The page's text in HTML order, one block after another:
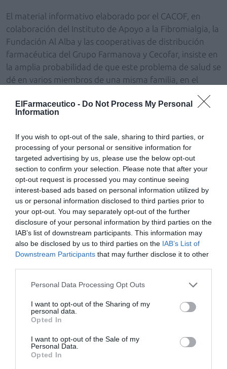
ElFarmaceutico - Do Not Process My Personal
Information
If you wish to opt-out of the sale, sharing to third parties, or
processing of your personal or sensitive information for
targeted advertising by us, please use the below opt-out
section to confirm your selection. Please note that after your
opt-out request is processed you may continue seeing
interest-based ads based on personal information utilized by
us or personal information disclosed to third parties prior to
your opt-out. You may separately opt-out of the further
disclosure of your personal information by third parties on the
IAB’s list of downstream participants. This information may
also be disclosed by us to third parties on the IAB’s List of
Downstream Participants that may further disclose it to other
Personal Data Processing Opt Outs
I want to opt-out of the Sharing of my
personal data.
Opted In
I want to opt-out of the Sale of my
Personal Data.
Opted In
El material informativo elaborado por el CACOF, en
colaboración del Instituto de Apoyo a la Fibromialgia, la
Fundación Al Alba y las cooperativas de distribución
farmacéutica del Grupo Farmanova y Cecofar, insiste en
la amplia probabilidad de que este problema de salud se
dé en varios miembros de una misma familia, en el
específicas, así como que sea beneficioso recurrir
terapias alternativas que se amolden a las necesidades y
De forma complementaria a esta información, desde la
farmacia andaluza también se ofrecerán otros consejos
de interés para el bienestar de los pacientes de
fibromialgia, tales como la necesidad de basar la
alimentación en la dieta mediterránea; realizar ejercicio
físico, siempre suave y jamás intensivo –como caminar
en llano durante, realizar bicicleta estática o un poco de
natación–; realizar ejercicio consistentes en
manualidades; no ingerir fármacos para el sueño, ya que
el sueño no tiene efecto reparador en estos pacientes; o
evitar el sedentarismo, entre otras recomendaciones.
Añadir El Farmacéuticocomo fuente preferida
de Google de forma gratuita
ACTIVAR AHORA